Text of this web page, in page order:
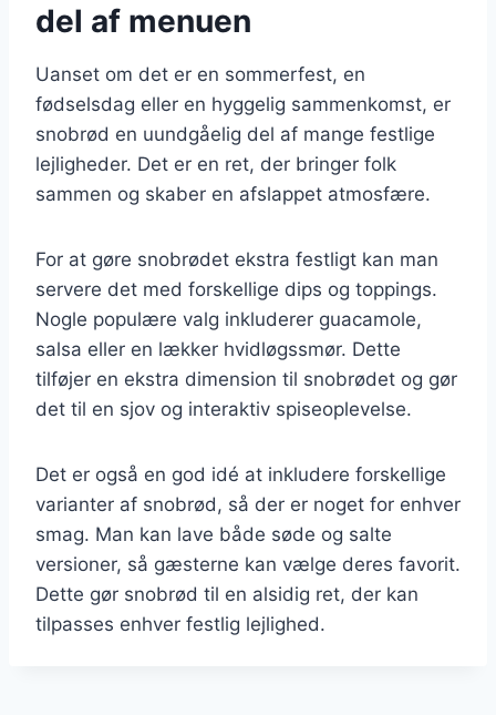
del af menuen
Uanset om det er en sommerfest, en
fødselsdag eller en hyggelig sammenkomst, er
snobrød en uundgåelig del af mange festlige
lejligheder. Det er en ret, der bringer folk
sammen og skaber en afslappet atmosfære.
For at gøre snobrødet ekstra festligt kan man
servere det med forskellige dips og toppings.
Nogle populære valg inkluderer guacamole,
salsa eller en lækker hvidløgssmør. Dette
tilføjer en ekstra dimension til snobrødet og gør
det til en sjov og interaktiv spiseoplevelse.
Det er også en god idé at inkludere forskellige
varianter af snobrød, så der er noget for enhver
smag. Man kan lave både søde og salte
versioner, så gæsterne kan vælge deres favorit.
Dette gør snobrød til en alsidig ret, der kan
tilpasses enhver festlig lejlighed.